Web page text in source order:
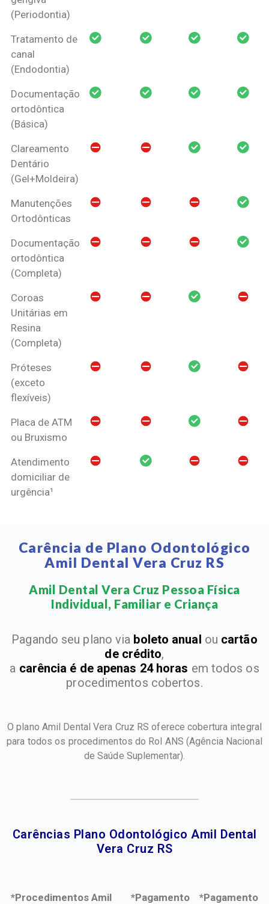
(Periodontia)
Tratamento de
canal
(Endodontia)
Documentação
ortodôntica
(Básica)
Clareamento
Dentário
(Gel+Moldeira)
Manutenções
Ortodônticas
Documentação
ortodôntica
(Completa)
Coroas
Unitárias em
Resina
(Completa)
Próteses
(exceto
flexíveis)
Placa de ATM
ou Bruxismo
Atendimento
domiciliar de
urgência¹
Carência de Plano Odontológico
Amil Dental Vera Cruz RS
Amil Dental Vera Cruz Pessoa Física
Individual, Familiar e Criança​
Pagando seu plano via boleto anual ou cartão
de crédito,
a carência é de apenas 24 horas em todos os
procedimentos cobertos.
O plano Amil Dental Vera Cruz RS oferece cobertura integral
para todos os procedimentos do Rol ANS(Agência Nacional
de Saúde Suplementar).
Carências Plano Odontológico Amil Dental
Vera Cruz RS​
*Procedimentos Amil
*Pagamento
*Pagamento